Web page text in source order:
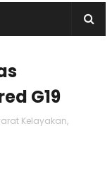
G19
Kelayakan,